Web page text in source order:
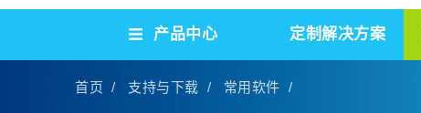
产品中心 定制解决方案
首页 / 支持与下载 / 常用软件 /